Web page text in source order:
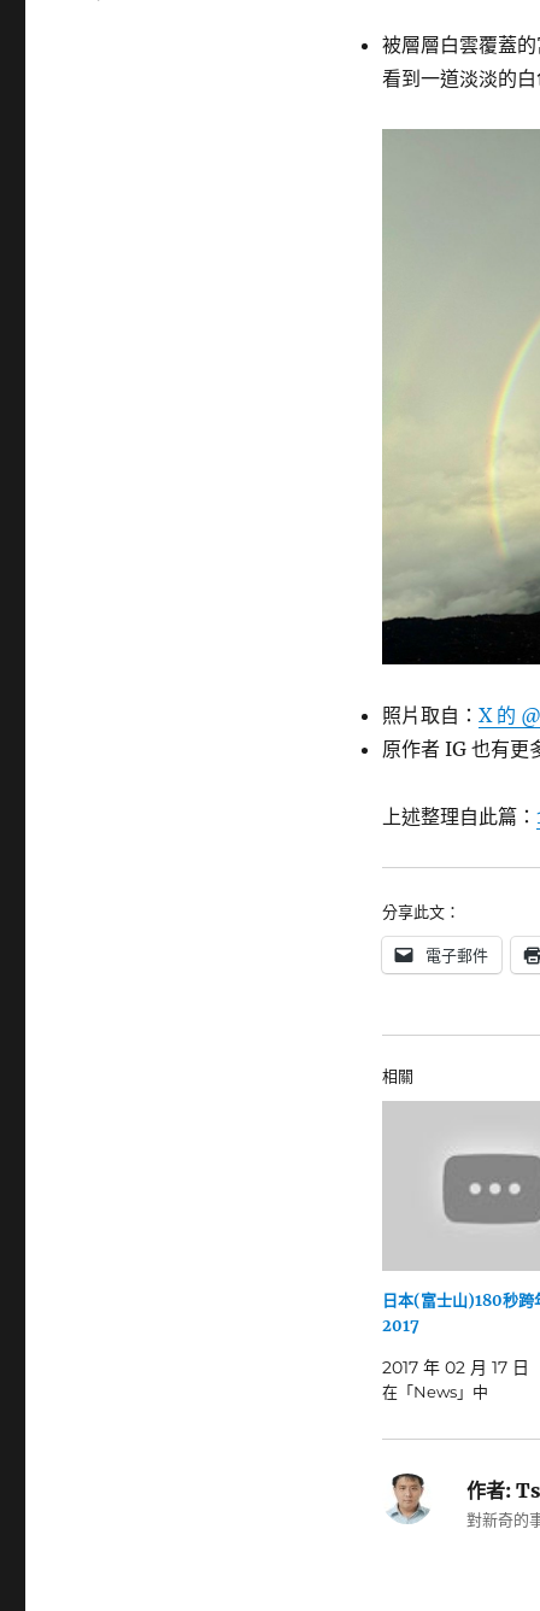
被層層白雲覆蓋
看到一道淡淡的
照片取自： X 的
原作者 IG 也有更
上述整理自此篇：
分享此文：
電子郵件
相關
日本(富士山)180秒
2017
2017 年 02 月 17 日
在「News」中
作者:
對新奇的